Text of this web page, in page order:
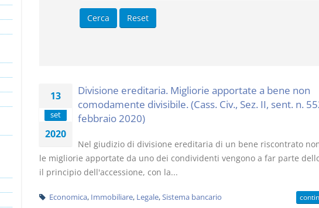
13
set
2020
Divisione ereditaria. Migliorie apportate a bene non
comodamente divisibile. (Cass. Civ., Sez. II, sent. n.
febbraio 2020)
Nel giudizio di divisione ereditaria di un bene riscontrato
le migliorie apportate da uno dei condividenti vengono a far parte
il principio dell'accessione, con la...
Economica, Immobiliare, Legale,Sistema bancario (iva incl.)